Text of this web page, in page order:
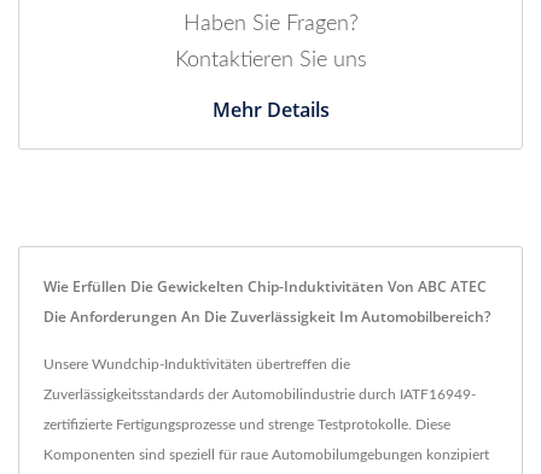
Haben Sie Fragen?
Kontaktieren Sie uns
Mehr Details
Wie Erfüllen Die Gewickelten Chip-Induktivitäten Von ABC ATEC
Die Anforderungen An Die Zuverlässigkeit Im Automobilbereich?
Unsere Wundchip-Induktivitäten übertreffen die
Zuverlässigkeitsstandards der Automobilindustrie durch IATF16949-
zertifizierte Fertigungsprozesse und strenge Testprotokolle. Diese
Komponenten sind speziell für raue Automobilumgebungen konzipiert